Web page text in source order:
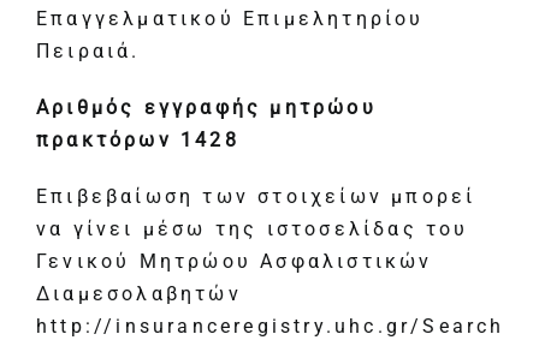
Επαγγελματικού Επιμελητηρίου
Πειραιά.
Αριθμός εγγραφής μητρώου
πρακτόρων 1428
Επιβεβαίωση των στοιχείων μπορεί
να γίνει μέσω της ιστοσελίδας του
Γενικού Μητρώου Ασφαλιστικών
Διαμεσολαβητών
http://insuranceregistry.uhc.gr/Search